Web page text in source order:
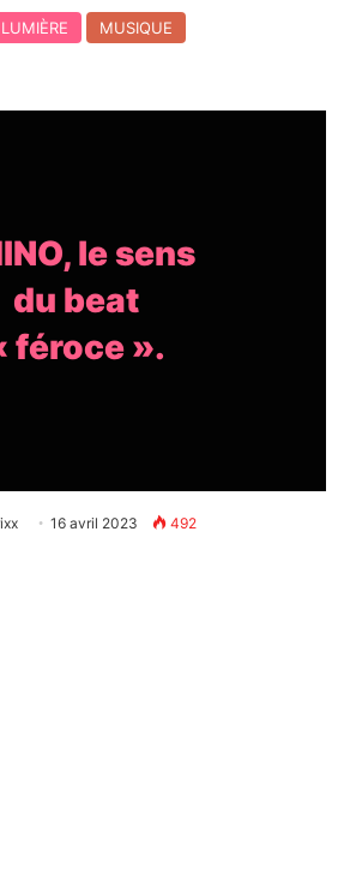
MUSIQUE
le sens
du beat
féroce ».
16 avril 2023 492